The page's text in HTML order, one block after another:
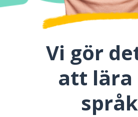
Vi gör
att lära